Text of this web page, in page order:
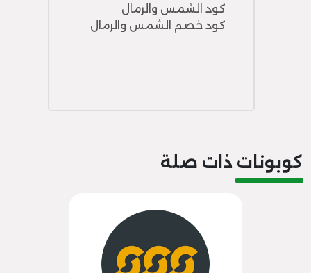
كود الشمس والرمال
كود خصم الشمس والرمال
كوبونات ذات صلة